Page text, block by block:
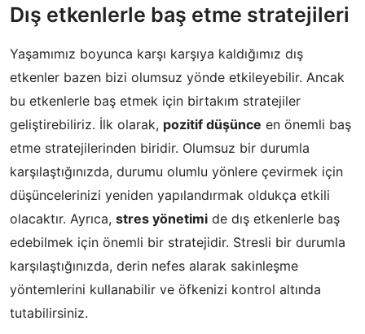
Dış etkenlerle baş etme stratejileri
Yaşamımız boyunca karşı karşıya kaldığımız dış
etkenler bazen bizi olumsuz yönde etkileyebilir. Ancak
bu etkenlerle baş etmek için birtakım stratejiler
geliştirebiliriz. İlk olarak, pozitif düşünce en önemli baş
etme stratejilerinden biridir. Olumsuz bir durumla
karşılaştığınızda, durumu olumlu yönlere çevirmek için
düşüncelerinizi yeniden yapılandırmak oldukça etkili
olacaktır. Ayrıca, stres yönetimi de dış etkenlerle baş
edebilmek için önemli bir stratejidir. Stresli bir durumla
karşılaştığınızda, derin nefes alarak sakinleşme
yöntemlerini kullanabilir ve öfkenizi kontrol altında
tutabilirsiniz.